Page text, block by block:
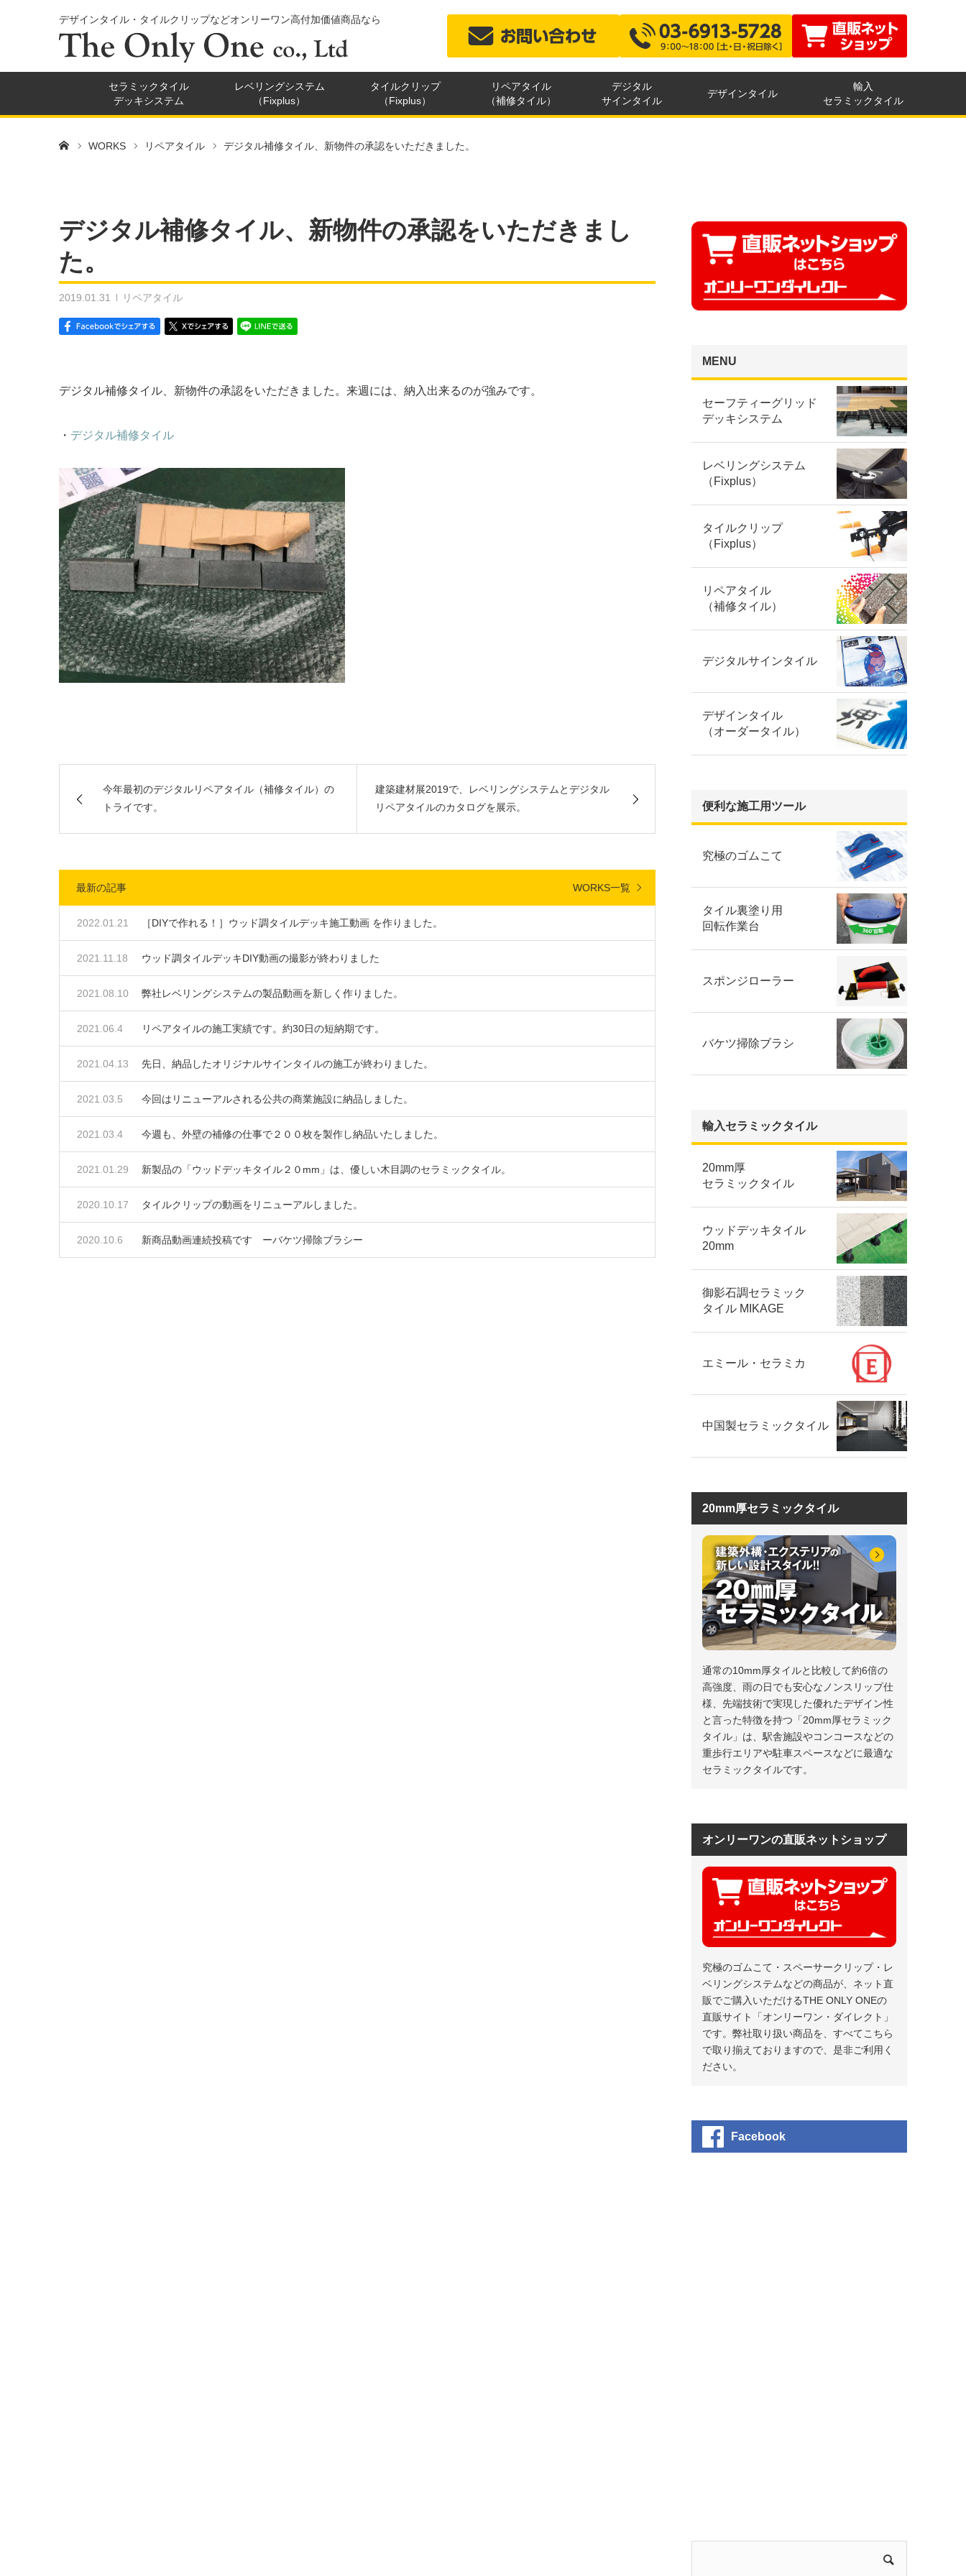
デザインタイル・タイルクリップなどオンリーワン高付加価値商品なら
セラミックタイル
デッキシステム
レベリングシステム
（Fixplus）
タイルクリップ
（Fixplus）
リペアタイル
（補修タイル）
デジタル
サインタイル
デザインタイル
輸入
セラミックタイル
WORKS リペアタイル デジタル補修タイル、新物件の承認をいただきました。
デジタル補修タイル、新物件の承認をいただきまし
た。
2019.01.31 リペアタイル
デジタル補修タイル、新物件の承認をいただきました。来週には、納入出来るのが強みです。
・ デジタル補修タイル
今年最初のデジタルリペアタイル（補修タイル）の
トライです。
建築建材展2019で、レベリングシステムとデジタル
リペアタイルのカタログを展示。
最新の記事 WORKS一覧
［DIYで作れる！］ウッド調タイルデッキ施工動画 を作りました。
2022.01.21
ウッド調タイルデッキDIY動画の撮影が終わりました
2021.11.18
弊社レベリングシステムの製品動画を新しく作りました。
2021.08.10
リペアタイルの施工実績です。約30日の短納期です。
2021.06.4
先日、納品したオリジナルサインタイルの施工が終わりました。
2021.04.13
今回はリニューアルされる公共の商業施設に納品しました。
2021.03.5
今週も、外壁の補修の仕事で２００枚を製作し納品いたしました。
2021.03.4
新製品の「ウッドデッキタイル２０mm」は、優しい木目調のセラミックタイル。
2021.01.29
タイルクリップの動画をリニューアルしました。
2020.10.17
新商品動画連続投稿です ーバケツ掃除ブラシー
2020.10.6
MENU
セーフティーグリッド
デッキシステム
レベリングシステム
（Fixplus）
タイルクリップ
（Fixplus）
リペアタイル
（補修タイル）
デジタルサインタイル
デザインタイル
（オーダータイル）
便利な施工用ツール
究極のゴムこて
タイル裏塗り用
回転作業台
スポンジローラー
バケツ掃除ブラシ
輸入セラミックタイル
20mm厚
セラミックタイル
ウッドデッキタイル
20mm
御影石調セラミック
タイル MIKAGE
エミール・セラミカ
中国製セラミックタイル
20mm厚セラミックタイル
通常の10mm厚タイルと比較して約6倍の
高強度、雨の日でも安心なノンスリップ仕
様、先端技術で実現した優れたデザイン性
と言った特徴を持つ「20mm厚セラミック
タイル」は、駅舎施設やコンコースなどの
重歩行エリアや駐車スペースなどに最適な
セラミックタイルです。
オンリーワンの直販ネットショップ
究極のゴムこて・スペーサークリップ・レ
ベリングシステムなどの商品が、ネット直
販でご購入いただけるTHE ONLY ONEの
直販サイト「オンリーワン・ダイレクト」
です。弊社取り扱い商品を、すべてこちら
で取り揃えておりますので、是非ご利用く
ださい。
Facebook